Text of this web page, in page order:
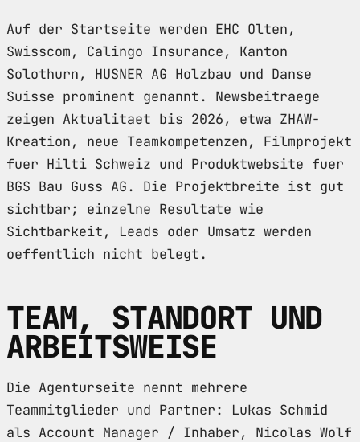
Auf der Startseite werden EHC Olten,
Swisscom, Calingo Insurance, Kanton
Solothurn, HUSNER AG Holzbau und Danse
Suisse prominent genannt. Newsbeitraege
zeigen Aktualitaet bis 2026, etwa ZHAW-
Kreation, neue Teamkompetenzen, Filmprojekt
fuer Hilti Schweiz und Produktwebsite fuer
BGS Bau Guss AG. Die Projektbreite ist gut
sichtbar; einzelne Resultate wie
Sichtbarkeit, Leads oder Umsatz werden
oeffentlich nicht belegt.
TEAM, STANDORT UND
ARBEITSWEISE
Die Agenturseite nennt mehrere
Teammitglieder und Partner: Lukas Schmid
als Account Manager / Inhaber, Nicolas Wolf